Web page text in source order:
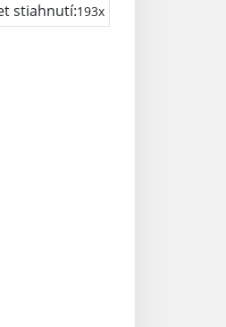
stiahnutí:193x